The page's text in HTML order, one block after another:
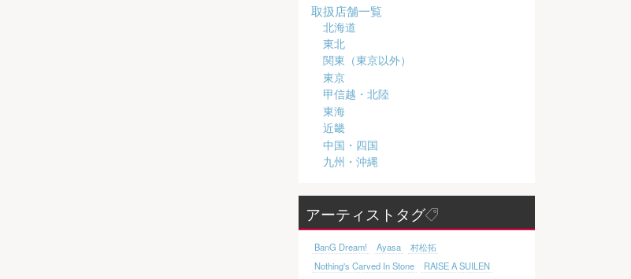
取扱店舗一覧
北海道
東北
関東（東京以外）
東京
甲信越・北陸
東海
近畿
中国・四国
九州・沖縄
アーティストタグ
BanG Dream! Ayasa
村松拓
Nothing's Carved In Stone
RAISE A SUILEN